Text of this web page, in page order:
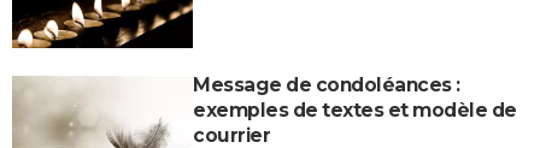
Message de condoléances :
exemples de textes et modèle de
courrier